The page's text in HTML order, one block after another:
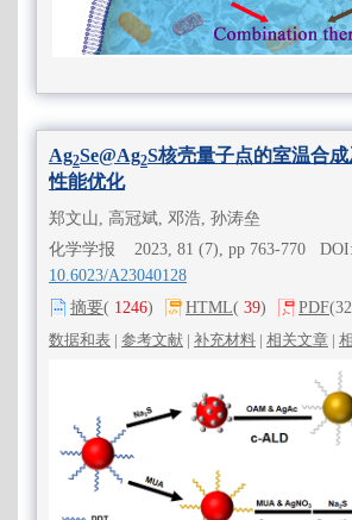
Ag2Se@Ag2S核壳量子点的室温合
性能优化
郑文山, 高冠斌, 邓浩, 孙涛垒
化学学报 2023, 81 (7), pp 763-770 DOI:
10.6023/A23040128
摘要( 1246) HTML( 39) PDF
数据和表 | 参考文献 | 补充材料 | 相关文章 |